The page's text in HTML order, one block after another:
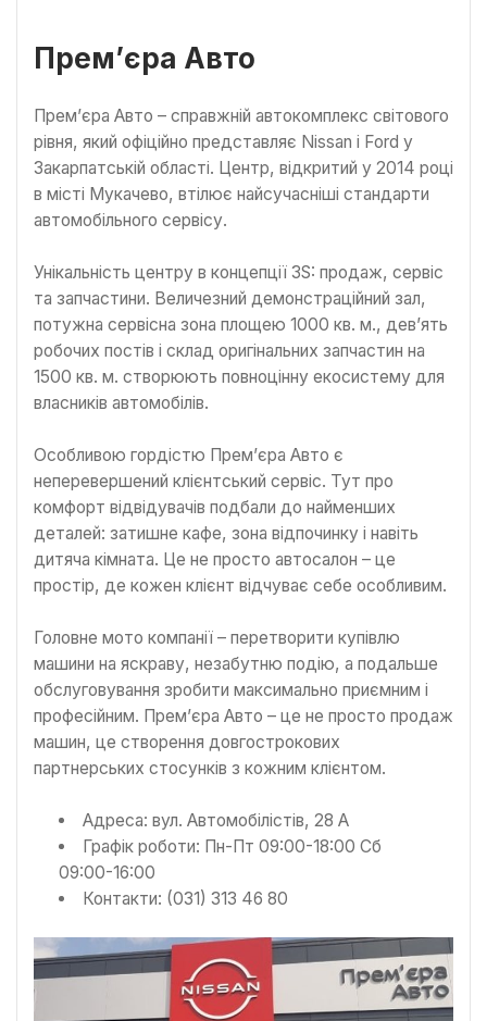
Прем’єра Авто
Прем’єра Авто – справжній автокомплекс світового
рівня, який офіційно представляє Nissan і Ford у
Закарпатській області. Центр, відкритий у 2014 році
в місті Мукачево, втілює найсучасніші стандарти
автомобільного сервісу.
Унікальність центру в концепції 3S: продаж, сервіс
та запчастини. Величезний демонстраційний зал,
потужна сервісна зона площею 1000 кв. м., дев’ять
робочих постів і склад оригінальних запчастин на
1500 кв. м. створюють повноцінну екосистему для
власників автомобілів.
Особливою гордістю Прем’єра Авто є
неперевершений клієнтський сервіс. Тут про
комфорт відвідувачів подбали до найменших
деталей: затишне кафе, зона відпочинку і навіть
дитяча кімната. Це не просто автосалон – це
простір, де кожен клієнт відчуває себе особливим.
Головне мото компанії – перетворити купівлю
машини на яскраву, незабутню подію, а подальше
обслуговування зробити максимально приємним і
професійним. Прем’єра Авто – це не просто продаж
машин, це створення довгострокових
партнерських стосунків з кожним клієнтом.
Адреса: вул. Автомобілістів, 28 А
Графік роботи: Пн-Пт 09:00-18:00 Сб
09:00-16:00
Контакти: (031) 313 46 80